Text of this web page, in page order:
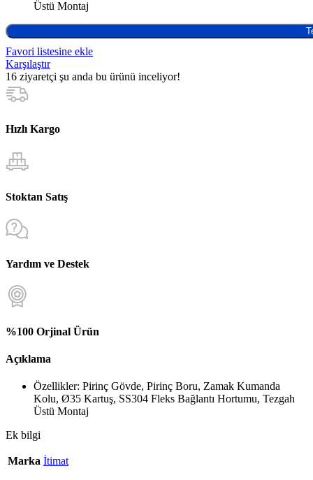
Üstü Montaj
Favori listesine ekle
Karşılaştır
16 ziyaretçi şu anda bu ürünü inceliyor!
Hızlı Kargo
Stoktan Satış
Yardım ve Destek
%100 Orjinal Ürün
Açıklama
Özellikler: Pirinç Gövde, Pirinç Boru, Zamak Kumanda
Kolu, Ø35 Kartuş, SS304 Fleks Bağlantı Hortumu, Tezgah
Üstü Montaj
Ek bilgi
Marka İtimat